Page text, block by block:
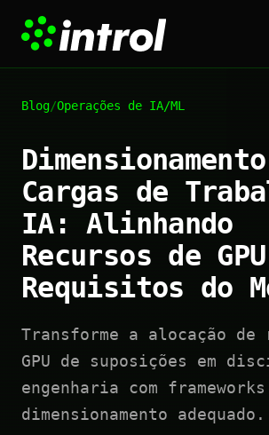
Blog/Operações de IA/ML
Cargas de
IA: Alinhando
Recursos de
Requisitos do
Transforme a alocação de
GPU de suposições em
engenharia com
dimensionamento adequado.